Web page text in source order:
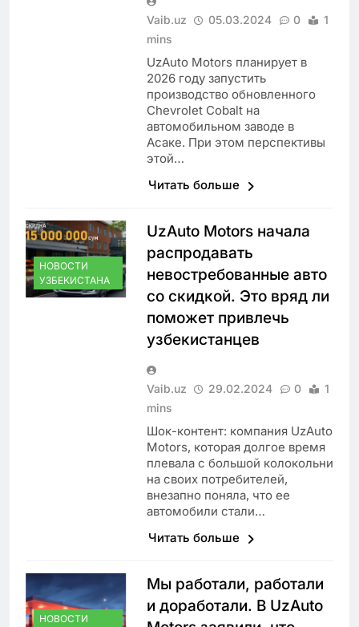
Vaib.uz 05.03.2024 0
1
mins
UzAuto Motors планирует в
2026 году запустить
производство обновленного
Chevrolet Cobalt на
автомобильном заводе в
Асаке. При этом перспективы
этой…
Читать больше
НОВОСТИ
УЗБЕКИСТАНА
UzAuto Motors начала
распродавать
невостребованные авто
со скидкой. Это вряд ли
поможет привлечь
узбекистанцев
Vaib.uz 29.02.2024 0
1
mins
Шок-контент: компания UzAuto
Motors, которая долгое время
плевала с большой колокольни
на своих потребителей,
внезапно поняла, что ее
автомобили стали…
Читать больше
НОВОСТИ
Мы работали, работали
и доработали. В UzAuto